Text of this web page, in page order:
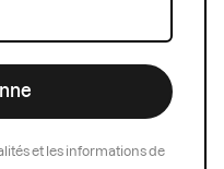
et les informations de